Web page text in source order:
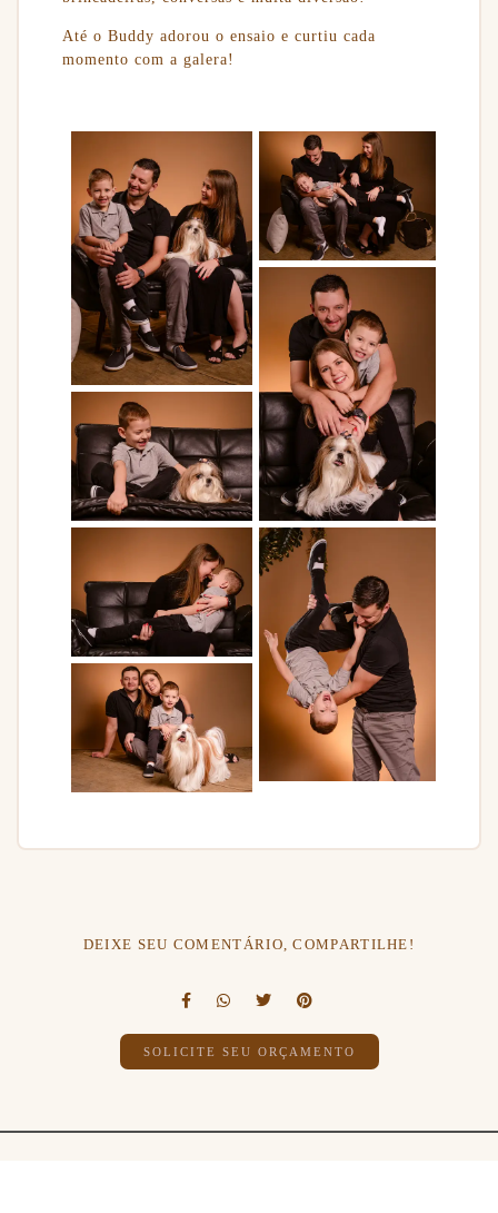
Até o Buddy adorou o ensaio e curtiu cada
momento com a galera!
DEIXE SEU COMENTÁRIO, COMPARTILHE!
SOLICITE SEU ORÇAMENTO